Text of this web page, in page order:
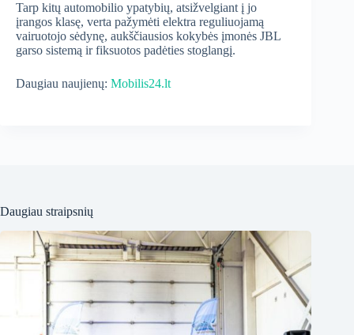
Tarp kitų automobilio ypatybių, atsižvelgiant į jo
įrangos klasę, verta pažymėti elektra reguliuojamą
vairuotojo sėdynę, aukščiausios kokybės įmonės JBL
garso sistemą ir fiksuotos padėties stoglangį.
Daugiau naujienų: Mobilis24.lt
Daugiau straipsnių